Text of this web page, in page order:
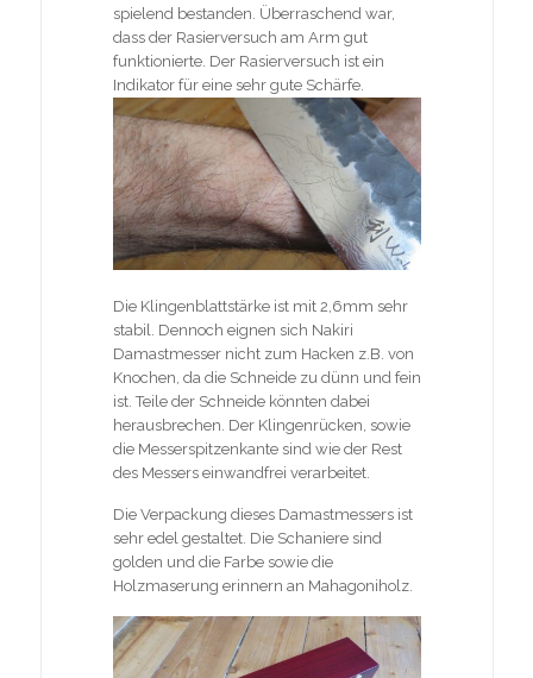
spielend bestanden. Überraschend war,
dass der Rasierversuch am Arm gut
funktionierte. Der Rasierversuch ist ein
Indikator für eine sehr gute Schärfe.
Die Klingenblattstärke ist mit 2,6mm sehr
stabil. Dennoch eignen sich Nakiri
Damastmesser nicht zum Hacken z.B. von
Knochen, da die Schneide zu dünn und fein
ist. Teile der Schneide könnten dabei
herausbrechen. Der Klingenrücken, sowie
die Messerspitzenkante sind wie der Rest
des Messers einwandfrei verarbeitet.
Die Verpackung dieses Damastmessers ist
sehr edel gestaltet. Die Schaniere sind
golden und die Farbe sowie die
Holzmaserung erinnern an Mahagoniholz.